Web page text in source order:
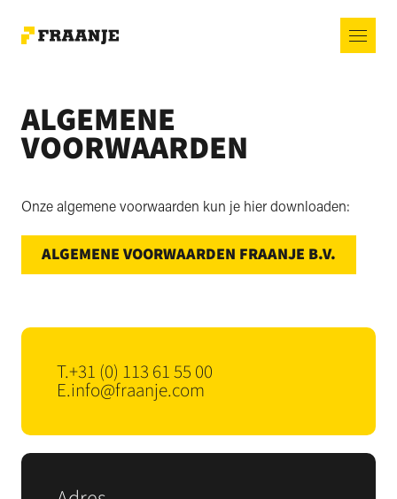
ALGEMENE
VOORWAARDEN
Onze algemene voorwaarden kun je hier downloaden:
ALGEMENE VOORWAARDEN FRAANJE B.V.
T.+31 (0) 113 61 55 00
E.info@fraanje.com